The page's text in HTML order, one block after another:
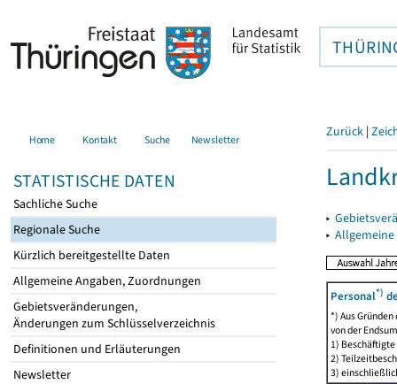
Home Kontakt Suche Newsletter
STATISTISCHE DATEN
Sachliche Suche
Regionale Suche
Kürzlich bereitgestellte Daten
Allgemeine Angaben, Zuordnungen
Gebietsveränderungen,
Änderungen zum Schlüsselverzeichnis
Definitionen und Erläuterungen
Newsletter
Zurück |
▸
▸
Personal*)
*) Aus
von der
1)
2)
3)